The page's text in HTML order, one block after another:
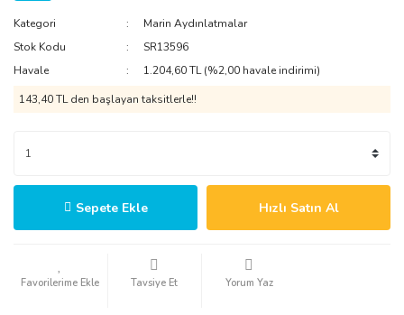
Kategori
Marin Aydınlatmalar
Stok Kodu
SR13596
Havale
1.204,60 TL (%2,00 havale indirimi)
143,40 TL den başlayan taksitlerle!!
Sepete Ekle Hızlı Satın Al
Tavsiye Et Yorum Yaz